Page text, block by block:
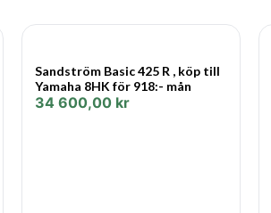
Sandström Basic 425 R , köp till
Yamaha 8HK för 918:- mån
34 600,00 kr